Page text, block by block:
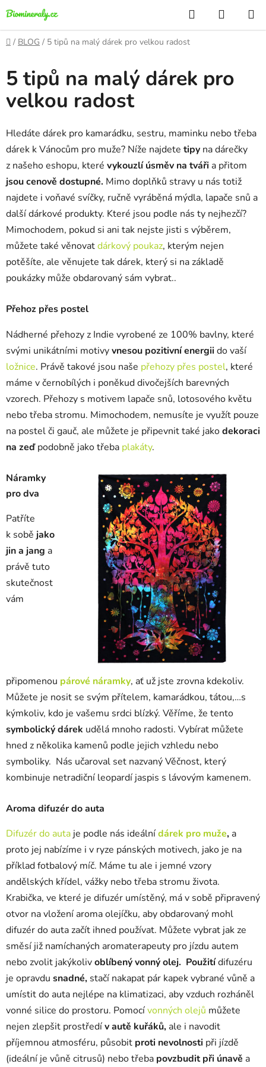
Přejít
na
obsah
Hledat
KOŠÍK
Domů
/ BLOG / 5 tipů na malý dárek pro velkou radost
5 tipů na malý dárek pro
velkou radost
Hledáte dárek pro kamarádku, sestru, maminku nebo třeba
dárek k Vánocům pro muže? Níže najdete tipy na dárečky
z našeho eshopu, které vykouzlí úsměv na tváři a přitom
jsou cenově dostupné. Mimo doplňků stravy u nás totiž
najdete i voňavé svíčky, ručně vyráběná mýdla, lapače snů a
další dárkové produkty. Které jsou podle nás ty nejhezčí?
Mimochodem, pokud si ani tak nejste jisti s výběrem,
můžete také věnovatdárkový poukaz, kterým nejen
potěšíte, ale věnujete tak dárek, který si na základě
poukázky může obdarovaný sám vybrat..
Přehoz přes postel
Nádherné přehozy z Indie vyrobené ze 100% bavlny, které
svými unikátními motivyvnesou pozitivní energiido vaší
ložnice. Právě takové jsou naše přehozy přes postel, které
máme v černobílých i poněkud divočejších barevných
vzorech. Přehozy s motivem lapače snů, lotosového květu
nebo třeba stromu. Mimochodem, nemusíte je využít pouze
na postel či gauč, ale můžete je připevnit také jakodekoraci
na zeďpodobně jako třeba plakáty.
Náramky
pro dva
Patříte
k sobějako
jin a jang a
právě tuto
skutečnost
vám
připomenou párové náramky, ať už jste zrovna kdekoliv.
Můžete je nosit se svým přítelem, kamarádkou, tátou,…s
kýmkoliv, kdo je vašemu srdci blízký. Věříme, že tento
symbolický dárek udělá mnoho radosti. Vybírat můžete
hned z několika kamenů podle jejich vzhledu nebo
symboliky. Nás učaroval set nazvaný Věčnost, který
kombinuje netradiční leopardí jaspis s lávovým kamenem.
Aroma difuzér do auta
Difuzér do autaje podle nás ideálnídárek pro muže, a
proto jej nabízíme i v ryze pánských motivech, jako je na
příklad fotbalový míč. Máme tu ale i jemné vzory
andělských křídel, vážky nebo třeba stromu života.
Krabička, ve které je difuzér umístěný, má v sobě připravený
otvor na vložení aroma olejíčku, aby obdarovaný mohl
difuzér do auta začít ihned používat. Můžete vybrat jak ze
směsí již namíchaných aromaterapeuty pro jízdu autem
nebo zvolit jakýkolivoblíbený vonný olej. Použitídifuzéru
je opravdu snadné, stačí nakapat pár kapek vybrané vůně a
umístit do auta nejlépe na klimatizaci, aby vzduch rozháněl
vonné silice do prostoru. Pomocívonných olejů můžete
nejen zlepšit prostředív autě kuřáků, ale i navodit
příjemnou atmosféru, působit proti nevolnosti při jízdě
(ideální je vůně citrusů) nebo třeba povzbudit při únavě a